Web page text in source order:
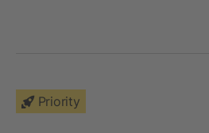
Priority